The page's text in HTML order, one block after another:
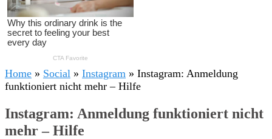
Home » Social » Instagram » Instagram: Anmeldung
funktioniert nicht mehr – Hilfe
Instagram: Anmeldung funktioniert nicht
mehr – Hilfe